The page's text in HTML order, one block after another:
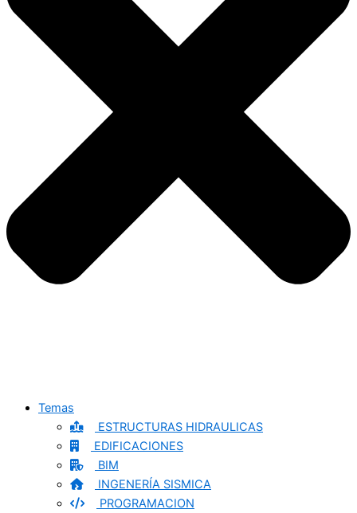
Temas
ESTRUCTURAS HIDRAULICAS
EDIFICACIONES
BIM
INGENERÍA SISMICA
PROGRAMACION